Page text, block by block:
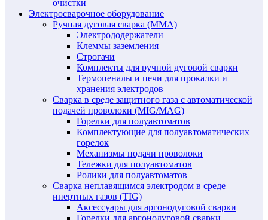
очистки
Электросварочное оборудование
Ручная дуговая сварка (MMA)
Электрододержатели
Клеммы заземления
Строгачи
Комплекты для ручной дуговой сварки
Термопеналы и печи для прокалки и
хранения электродов
Сварка в среде защитного газа с автоматической
подачей проволоки (MIG/MAG)
Горелки для полуавтоматов
Комплектующие для полуавтоматических
горелок
Механизмы подачи проволоки
Тележки для полуавтоматов
Ролики для полуавтоматов
Сварка неплавящимся электродом в среде
инертных газов (TIG)
Аксессуары для аргонодуговой сварки
Горелки для аргонодуговой сварки